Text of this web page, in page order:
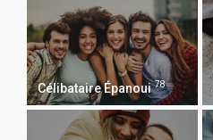
Célibataire Épanoui 78